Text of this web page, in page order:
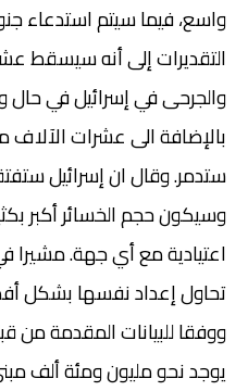
واسع، فيما سيتم استدعاء
التقديرات إلى أنه سيسقط
والجرحى في إسرائيل في حال
بالإضافة الى عشرات الآلاف
ستدمر. وقال ان إسرائيل
وسيكون حجم الخسائر أكبر
اعتيادية مع أي جهة. مشيرا
تحاول إعداد نفسها بشكل
ووفقا للبيانات المقدمة من